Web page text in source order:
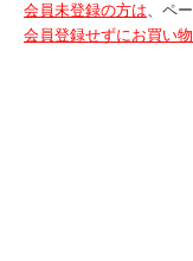
会員未登録の方は、ペ
会員登録せずにお買い